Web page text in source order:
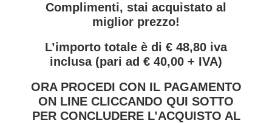
Complimenti, stai acquistato al
miglior prezzo!
L’importo totale è di € 48,80 iva
inclusa (pari ad € 40,00 + IVA)
ORA PROCEDI CON IL PAGAMENTO
ON LINE CLICCANDO QUI SOTTO
PER CONCLUDERE L’ACQUISTO AL